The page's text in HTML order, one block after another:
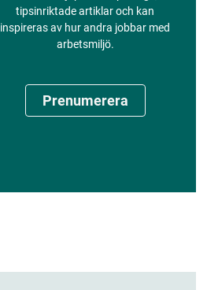
tipsinriktade artiklar och kan
inspireras av hur andra jobbar med
arbetsmiljö.
Prenumerera